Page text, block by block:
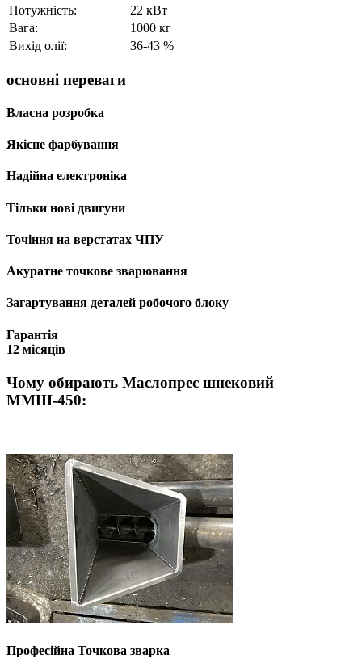
Потужність:
22 кВт
Вага:
1000 кг
Вихід олії:
36-43 %
основні переваги
Власна розробка
Якісне фарбування
Надійна електроніка
Тільки нові двигуни
Точіння на верстатах ЧПУ
Акуратне точкове зварювання
Загартування деталей робочого блоку
Гарантія
12 місяців
Чому обирають Маслопрес шнековий
ММШ-450:
Професійна Точкова зварка